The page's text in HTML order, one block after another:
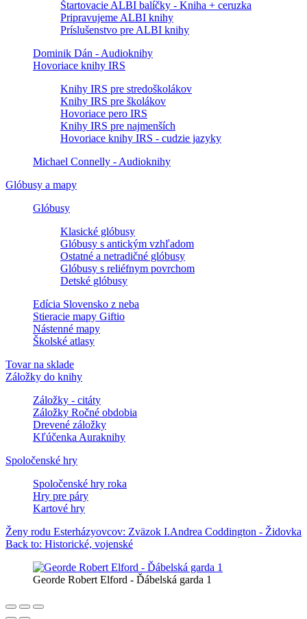
Štartovacie ALBI balíčky - Kniha + ceruzka
Pripravujeme ALBI knihy
Príslušenstvo pre ALBI knihy
Dominik Dán - Audioknihy
Hovoriace knihy IRS
Knihy IRS pre stredoškolákov
Knihy IRS pre školákov
Hovoriace pero IRS
Knihy IRS pre najmenších
Hovoriace knihy IRS - cudzie jazyky
Michael Connelly - Audioknihy
Glóbusy a mapy
Glóbusy
Klasické glóbusy
Glóbusy s antickým vzhľadom
Ostatné a netradičné glóbusy
Glóbusy s reliéfnym povrchom
Detské glóbusy
Edícia Slovensko z neba
Stieracie mapy Giftio
Nástenné mapy
Školské atlasy
Tovar na sklade
Záložky do knihy
Záložky - citáty
Záložky Ročné obdobia
Drevené záložky
Kľúčenka Auraknihy
Spoločenské hry
Spoločenské hry roka
Hry pre páry
Kartové hry
Ženy rodu Esterházyovcov: Zväzok I.Andrea Coddington - Židovka
Back to: Historické, vojenské
Georde Robert Elford - Ďábelská garda 1